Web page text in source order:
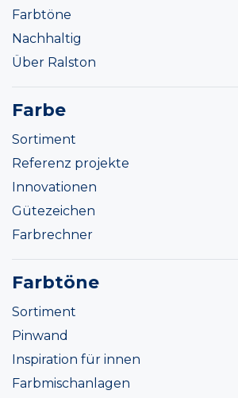
Farbtöne
Nachhaltig
Über Ralston
Farbe
Sortiment
Referenz projekte
Innovationen
Gütezeichen
Farbrechner
Farbtöne
Sortiment
Pinwand
Inspiration für innen
Farbmischanlagen